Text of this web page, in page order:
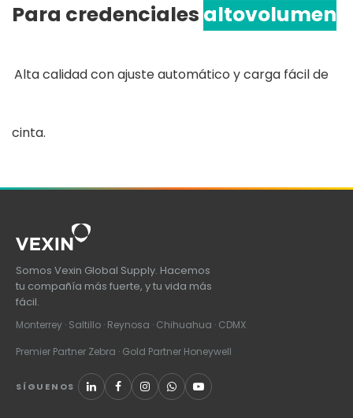
Para credenciales altovolumen
Alta calidad con ajuste automático y carga fácil de
cinta.
Somos Vexin Global Supply. Hacemos
tu compañía más fuerte, y tu vida más
fácil.
Monterrey · Saltillo · Reynosa · Chihuahua · CDMX
Premier Partner Zebra · Gold Partner Honeywell
SÍGUENOS